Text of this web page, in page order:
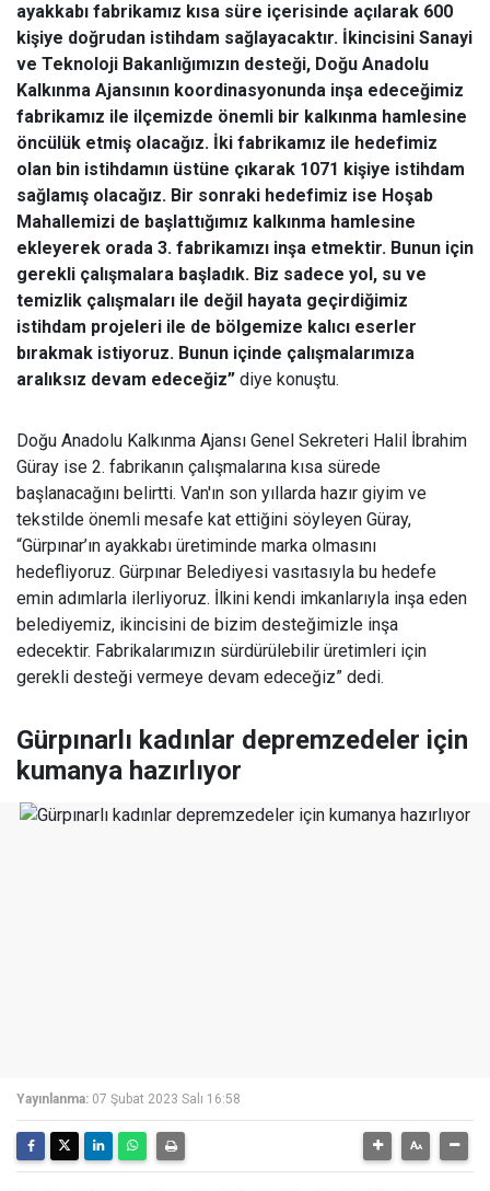
ayakkabı fabrikamız kısa süre içerisinde açılarak 600
kişiye doğrudan istihdam sağlayacaktır. İkincisini Sanayi
ve Teknoloji Bakanlığımızın desteği, Doğu Anadolu
Kalkınma Ajansının koordinasyonunda inşa edeceğimiz
fabrikamız ile ilçemizde önemli bir kalkınma hamlesine
öncülük etmiş olacağız. İki fabrikamız ile hedefimiz
olan bin istihdamın üstüne çıkarak 1071 kişiye istihdam
sağlamış olacağız. Bir sonraki hedefimiz ise Hoşab
Mahallemizi de başlattığımız kalkınma hamlesine
ekleyerek orada 3. fabrikamızı inşa etmektir. Bunun için
gerekli çalışmalara başladık. Biz sadece yol, su ve
temizlik çalışmaları ile değil hayata geçirdiğimiz
istihdam projeleri ile de bölgemize kalıcı eserler
bırakmak istiyoruz. Bunun içinde çalışmalarımıza
aralıksız devam edeceğiz” diye konuştu.
Doğu Anadolu Kalkınma Ajansı Genel Sekreteri Halil İbrahim
Güray ise 2. fabrikanın çalışmalarına kısa sürede
başlanacağını belirtti. Van'ın son yıllarda hazır giyim ve
tekstilde önemli mesafe kat ettiğini söyleyen Güray,
“Gürpınar’ın ayakkabı üretiminde marka olmasını
hedefliyoruz. Gürpınar Belediyesi vasıtasıyla bu hedefe
emin adımlarla ilerliyoruz. İlkini kendi imkanlarıyla inşa eden
belediyemiz, ikincisini de bizim desteğimizle inşa
edecektir. Fabrikalarımızın sürdürülebilir üretimleri için
gerekli desteği vermeye devam edeceğiz” dedi.
Gürpınarlı kadınlar depremzedeler için
kumanya hazırlıyor
Yayınlanma: 07 Şubat 2023 Salı 16:58